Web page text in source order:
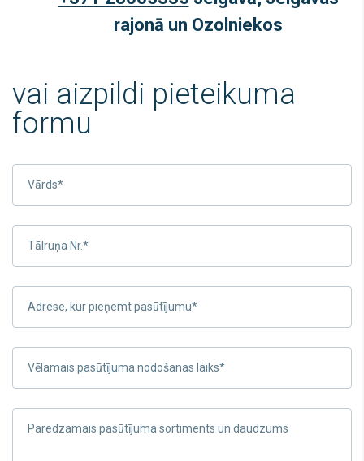
rajonā un Ozolniekos
vai aizpildi pieteikuma
formu
Vārds*
Tālruņa Nr.*
Adrese, kur pieņemt pasūtījumu*
Vēlamais pasūtījuma nodošanas laiks*
Paredzamais pasūtījuma sortiments un daudzums